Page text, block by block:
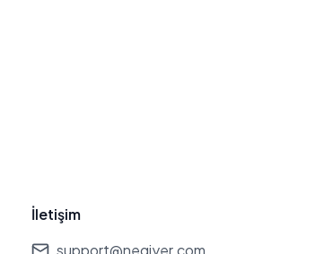
İletişim
support@negiyer.com